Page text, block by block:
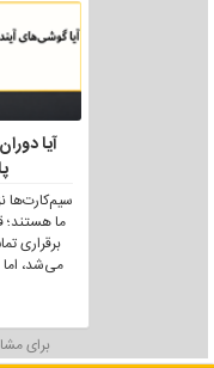
آیا
سیم‌کارت‌ها
ما هستند؛
برقراری
می‌شد، اما
برای